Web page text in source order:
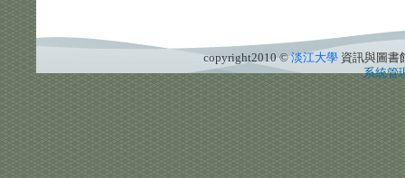
copyright2010 ©淡江大學 資訊與圖書
系統管